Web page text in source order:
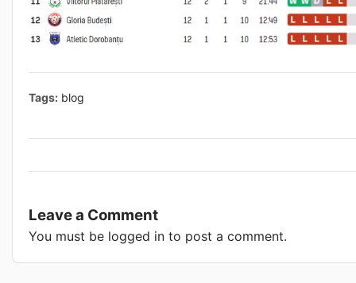
Tags: blog
Leave a Comment
You must be logged in to post a comment.